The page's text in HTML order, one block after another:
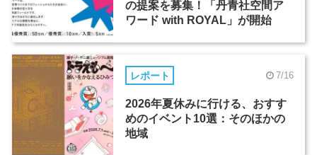
の提案を募集！「丹青社空間ア
ワード with ROYAL」が開始
レポート 7/16
2026年夏休みに行ける、おすす
めのイベント10選：そのほかの
地域